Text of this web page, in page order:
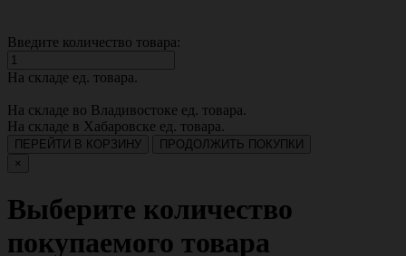
Введите количество товара:
На складе ед. товара.
На складе во Владивостоке ед. товара.
На складе в Хабаровске ед. товара.
ПЕРЕЙТИ В КОРЗИНУ
ПРОДОЛЖИТЬ ПОКУПКИ
×
Выберите количество
покупаемого товара